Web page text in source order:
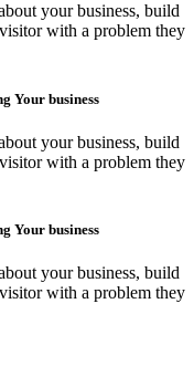
your business, build
with a problem they
Your business
your business, build
with a problem they
Your business
your business, build
with a problem they